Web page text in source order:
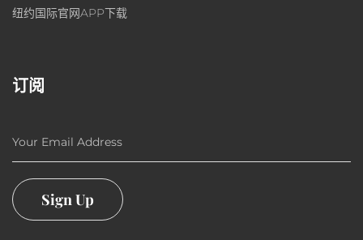
纽约国际官网APP下载
订阅
Your Email Address
Sign Up